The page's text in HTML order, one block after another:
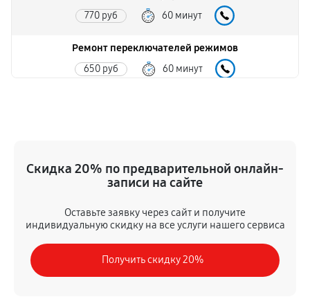
770 руб 60 минут
Ремонт переключателей режимов
650 руб 60 минут
650 руб 60 минут
Замена ТЭН
1300 руб 60 минут
Замена датчиков
Скидка 20% по предварительной онлайн-
записи на сайте
Оставьте заявку через сайт и получите
индивидуальную скидку на все услуги нашего сервиса
Получить скидку 20%